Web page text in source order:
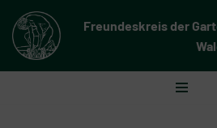
Zum
Inhalt
Freundeskreis der